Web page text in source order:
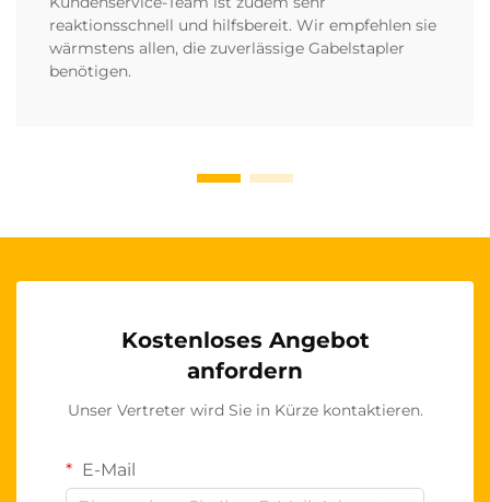
reaktionsschnell und hilfsbereit. Wir empfehlen sie
wärmstens allen, die zuverlässige Gabelstapler
benötigen.
Kostenloses Angebot
anfordern
Unser Vertreter wird Sie in Kürze kontaktieren.
E-Mail